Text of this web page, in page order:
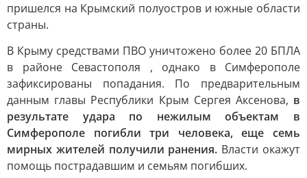
пришелся на Крымский полуостров и южные области
страны.
В Крыму средствами ПВО уничтожено более 20 БПЛА
в районе Севастополя , однако в Симферополе
зафиксированы попадания. По предварительным
данным главы Республики Крым Сергея Аксенова, в
результате удара по нежилым объектам в
Симферополе погибли три человека, еще семь
мирных жителей получили ранения. Власти окажут
помощь пострадавшим и семьям погибших.